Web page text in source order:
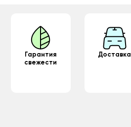
Гарантия
свежести
Доставка